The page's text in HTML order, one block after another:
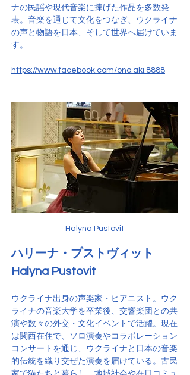
ナの民謡や現代音楽に捧げた作品を多数発
表。音楽を通じて文化をつなぎ、ウクライナ
の声と物語を日本、そして世界へ届けていま
す。
https://www.facebook.com/ono.aki.8888
Halyna Pustovit
ハリーナ・プストヴィット
Halyna Pustovit
ウクライナ出身の声楽家・ピアニスト。ウク
ライナの音楽大学を卒業後、交響楽団との共
演や数々の外交・文化イベントで活躍。現在
は関西在住で、ソロ演奏やコラボレーション
コンサートを通じ、ウクライナと日本の音楽
的伝統を織り交ぜた演奏を届けている。古民